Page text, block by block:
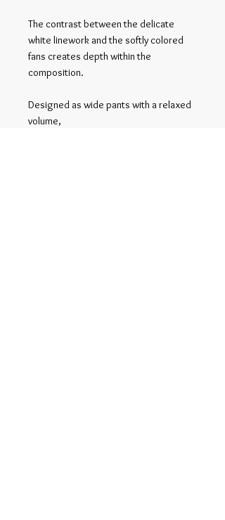
The contrast between the delicate
white linework and the softly colored
fans creates depth within the
composition.
Designed as wide pants with a relaxed
volume,